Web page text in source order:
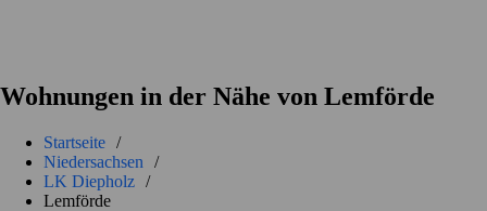
Wohnungen in der Nähe von Lemförde
Startseite /
Niedersachsen
/
LK Diepholz /
Lemförde